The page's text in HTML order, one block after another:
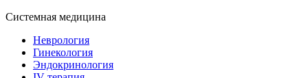
Системная медицина
Неврология
Гинекология
Эндокринология